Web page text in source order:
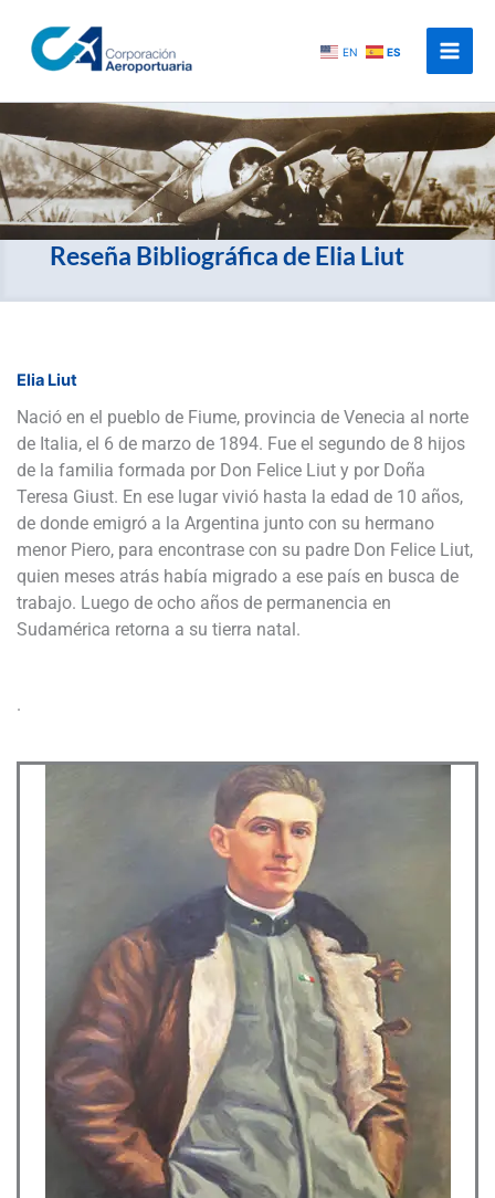
contenido
EN ES
Reseña Bibliográfica de Elia Liut
Elia Liut
Nació en el pueblo de Fiume, provincia de Venecia al norte
de Italia, el 6 de marzo de 1894. Fue el segundo de 8 hijos
de la familia formada por Don Felice Liut y por Doña
Teresa Giust. En ese lugar vivió hasta la edad de 10 años,
de donde emigró a la Argentina junto con su hermano
menor Piero, para encontrase con su padre Don Felice Liut,
quien meses atrás había migrado a ese país en busca de
trabajo. Luego de ocho años de permanencia en
Sudamérica retorna a su tierra natal.
.